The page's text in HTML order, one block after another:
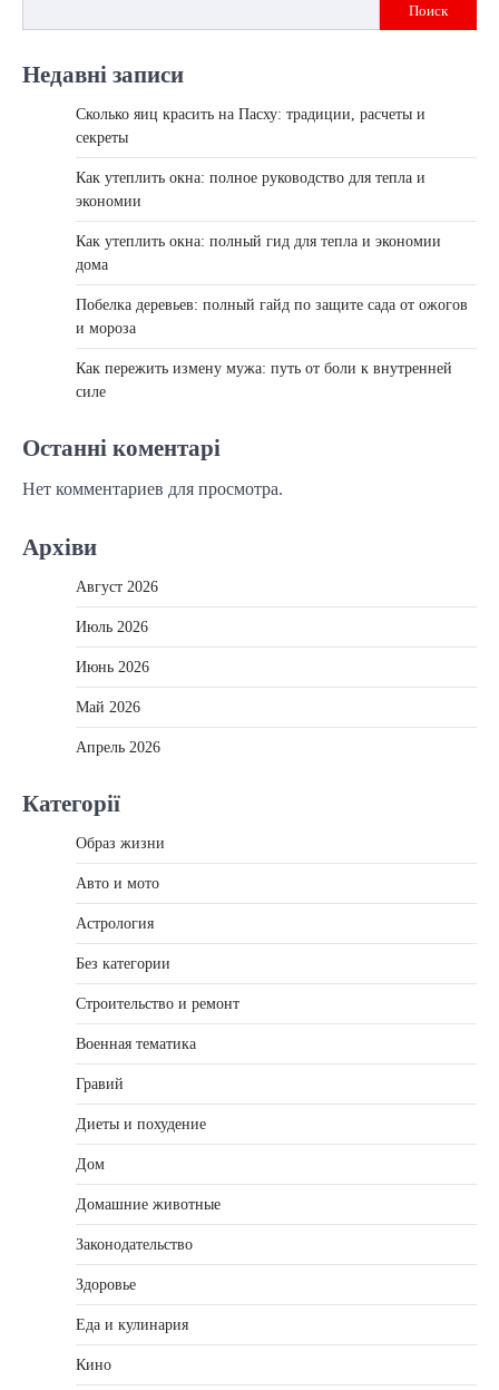
Поиск
Недавні записи
Сколько яиц красить на Пасху: традиции, расчеты и
секреты
Как утеплить окна: полное руководство для тепла и
экономии
Как утеплить окна: полный гид для тепла и экономии
дома
Побелка деревьев: полный гайд по защите сада от ожогов
и мороза
Как пережить измену мужа: путь от боли к внутренней
силе
Останні коментарі
Нет комментариев для просмотра.
Архіви
Август 2026
Июль 2026
Июнь 2026
Май 2026
Апрель 2026
Категорії
Образ жизни
Авто и мото
Астрология
Без категории
Строительство и ремонт
Военная тематика
Гравий
Диеты и похудение
Дом
Домашние животные
Законодательство
Здоровье
Еда и кулинария
Кино